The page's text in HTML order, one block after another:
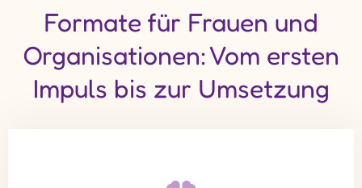
Formate für Frauen und
Organisationen: Vom ersten
Impuls bis zur Umsetzung